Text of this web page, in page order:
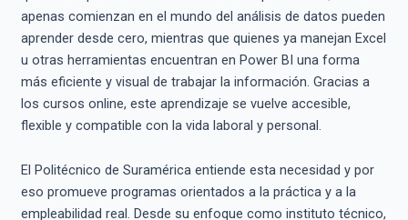
apenas comienzan en el mundo del análisis de datos pueden
aprender desde cero, mientras que quienes ya manejan Excel
u otras herramientas encuentran en Power BI una forma
más eficiente y visual de trabajar la información. Gracias a
los cursos online, este aprendizaje se vuelve accesible,
flexible y compatible con la vida laboral y personal.
El Politécnico de Suramérica entiende esta necesidad y por
eso promueve programas orientados a la práctica y a la
empleabilidad real. Desde su enfoque como instituto técnico,